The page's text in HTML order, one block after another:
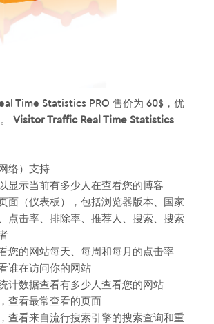
Time Statistics PRO 售价为 60$，优
Visitor Traffic Real Time Statistics
络）支持
显示当前有多少人在查看您的博客
面（仪表板），包括浏览器版本、国家
点击率、排除率、推荐人、搜索、搜索
您的网站每天、每周和每月的点击率
谁在访问你的网站
计数据查看有多少人查看您的网站
查看最常查看的页面
查看来自流行搜索引擎的搜索查询和重